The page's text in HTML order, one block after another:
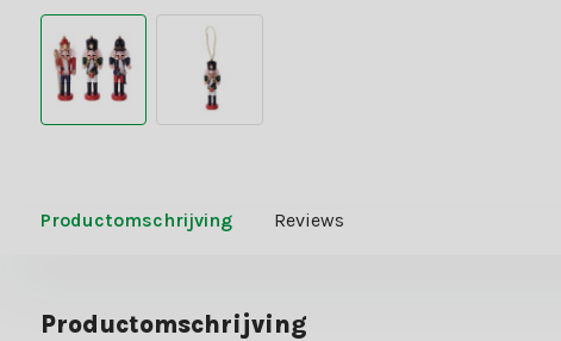
Productomschrijving Reviews
Productomschrijving